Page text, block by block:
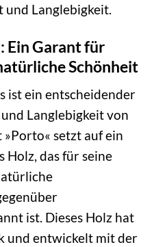
Langlebigkeit.
Ein Garant für
Schönheit
ist ein entscheidender
Langlebigkeit von
»Porto« setzt auf ein
Holz, das für seine
ist. Dieses Holz hat
und entwickelt mit der